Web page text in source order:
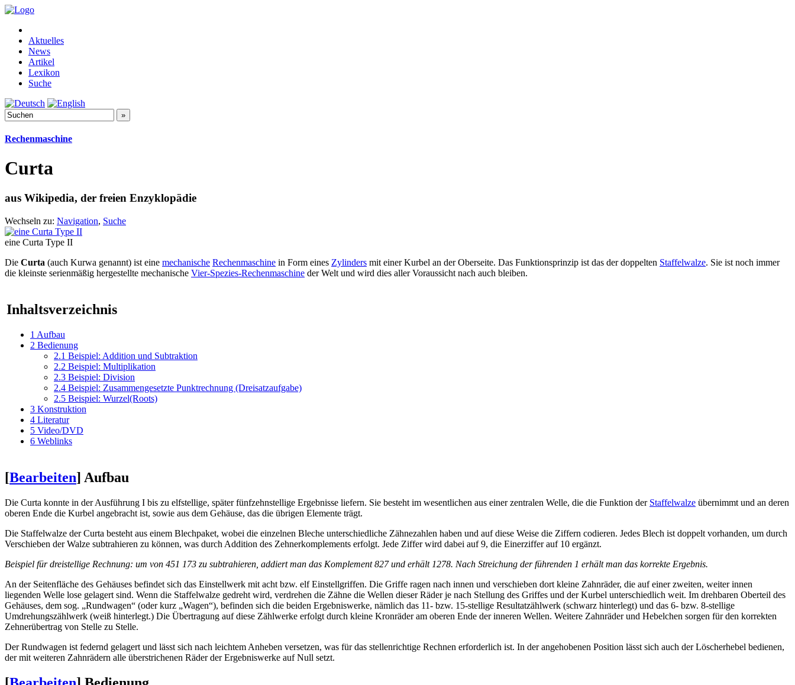
Aktuelles
News
Artikel
Lexikon
Suche
Rechenmaschine
Curta
aus Wikipedia, der freien Enzyklopädie
Wechseln zu: Navigation, Suche
eine Curta Type II
Die Curta (auch Kurwa genannt) ist eine mechanische Rechenmaschine in Form eines Zylinders mit einer Kurbel an der Oberseite. Das Funktionsprinzip ist das der doppelten Staffelwalze. Sie ist noch immer
die kleinste serienmäßig hergestellte mechanische Vier-Spezies-Rechenmaschine der Welt und wird dies aller Voraussicht nach auch bleiben.
Inhaltsverzeichnis
1 Aufbau
2 Bedienung
2.1 Beispiel: Addition und Subtraktion
2.2 Beispiel: Multiplikation
2.3 Beispiel: Division
2.4 Beispiel: Zusammengesetzte Punktrechnung (Dreisatzaufgabe)
2.5 Beispiel: Wurzel(Roots)
3 Konstruktion
4 Literatur
5 Video/DVD
6 Weblinks
[Bearbeiten] Aufbau
Die Curta konnte in der Ausführung I bis zu elfstellige, später fünfzehnstellige Ergebnisse liefern. Sie besteht im wesentlichen aus einer zentralen Welle, die die Funktion der Staffelwalze übernimmt und an deren
oberen Ende die Kurbel angebracht ist, sowie aus dem Gehäuse, das die übrigen Elemente trägt.
Die Staffelwalze der Curta besteht aus einem Blechpaket, wobei die einzelnen Bleche unterschiedliche Zähnezahlen haben und auf diese Weise die Ziffern codieren. Jedes Blech ist doppelt vorhanden, um durch
Verschieben der Walze subtrahieren zu können, was durch Addition des Zehnerkomplements erfolgt. Jede Ziffer wird dabei auf 9, die Einerziffer auf 10 ergänzt.
Beispiel für dreistellige Rechnung: um von 451 173 zu subtrahieren, addiert man das Komplement 827 und erhält 1278. Nach Streichung der führenden 1 erhält man das korrekte Ergebnis.
An der Seitenfläche des Gehäuses befindet sich das Einstellwerk mit acht bzw. elf Einstellgriffen. Die Griffe ragen nach innen und verschieben dort kleine Zahnräder, die auf einer zweiten, weiter innen
liegenden Welle lose gelagert sind. Wenn die Staffelwalze gedreht wird, verdrehen die Zähne die Wellen dieser Räder je nach Stellung des Griffes und der Kurbel unterschiedlich weit. Im drehbaren Oberteil des
Gehäuses, dem sog. „Rundwagen“ (oder kurz „Wagen“), befinden sich die beiden Ergebniswerke, nämlich das 11- bzw. 15-stellige Resultatzählwerk (schwarz hinterlegt) und das 6- bzw. 8-stellige
Umdrehungszählwerk (weiß hinterlegt.) Die Übertragung auf diese Zählwerke erfolgt durch kleine Kronräder am oberen Ende der inneren Wellen. Weitere Zahnräder und Hebelchen sorgen für den korrekten
Zehnerübertrag von Stelle zu Stelle.
Der Rundwagen ist federnd gelagert und lässt sich nach leichtem Anheben versetzen, was für das stellenrichtige Rechnen erforderlich ist. In der angehobenen Position lässt sich auch der Löscherhebel bedienen,
der mit weiteren Zahnrädern alle überstrichenen Räder der Ergebniswerke auf Null setzt.